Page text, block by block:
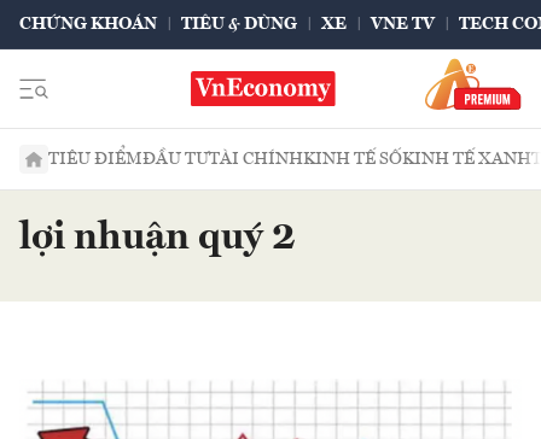
CHỨNG KHOÁN TIÊU & DÙNG XE VNE TV TECH
TIÊU ĐIỂMĐẦU TƯTÀI CHÍNHKINH TẾ SỐKINH TẾ XANH
lợi nhuận quý 2